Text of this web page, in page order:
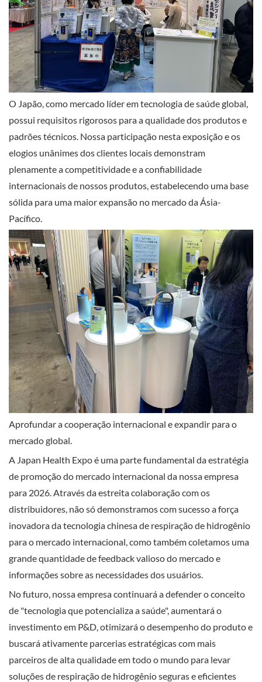
O Japão, como mercado líder em tecnologia de saúde global,
possui requisitos rigorosos para a qualidade dos produtos e
padrões técnicos. Nossa participação nesta exposição e os
elogios unânimes dos clientes locais demonstram
plenamente a competitividade e a confiabilidade
internacionais de nossos produtos, estabelecendo uma base
sólida para uma maior expansão no mercado da Ásia-
Pacífico.
Aprofundar a cooperação internacional e expandir para o
mercado global.
A Japan Health Expo é uma parte fundamental da estratégia
de promoção do mercado internacional da nossa empresa
para 2026. Através da estreita colaboração com os
distribuidores, não só demonstramos com sucesso a força
inovadora da tecnologia chinesa de respiração de hidrogênio
para o mercado internacional, como também coletamos uma
grande quantidade de feedback valioso do mercado e
informações sobre as necessidades dos usuários.
No futuro, nossa empresa continuará a defender o conceito
de "tecnologia que potencializa a saúde", aumentará o
investimento em P&D, otimizará o desempenho do produto e
buscará ativamente parcerias estratégicas com mais
parceiros de alta qualidade em todo o mundo para levar
soluções de respiração de hidrogênio seguras e eficientes